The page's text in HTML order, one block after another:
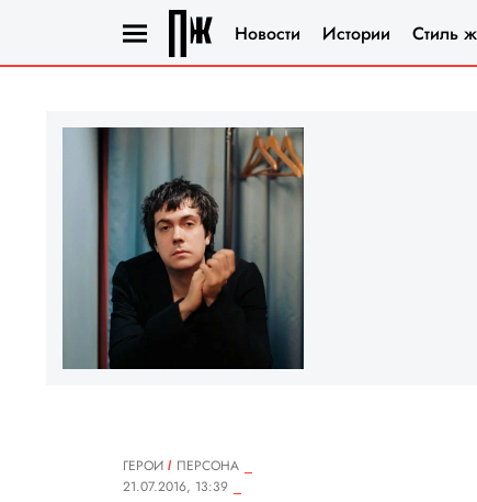
Новости Истории Стиль
ГЕРОИ
ПЕРСОНА
21.07.2016, 13:39